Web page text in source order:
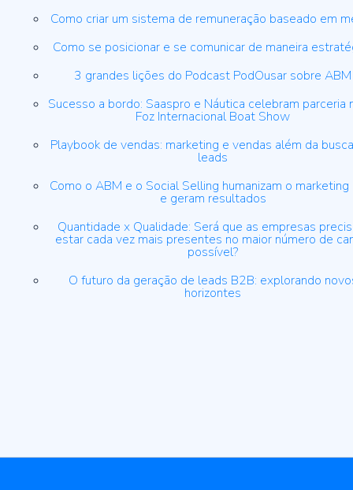
Como criar um sistema de remuneração baseado em
Como se posicionar e se comunicar de maneira
3 grandes lições do Podcast PodOusar sobre ABM
Sucesso a bordo: Saaspro e Náutica celebram parceria
Foz Internacional Boat Show
Playbook de vendas: marketing e vendas além da
leads
Como o ABM e o Social Selling humanizam o
e geram resultados
Quantidade x Qualidade: Será que as empresas
estar cada vez mais presentes no maior número de
possível?
O futuro da geração de leads B2B: explorando
horizontes